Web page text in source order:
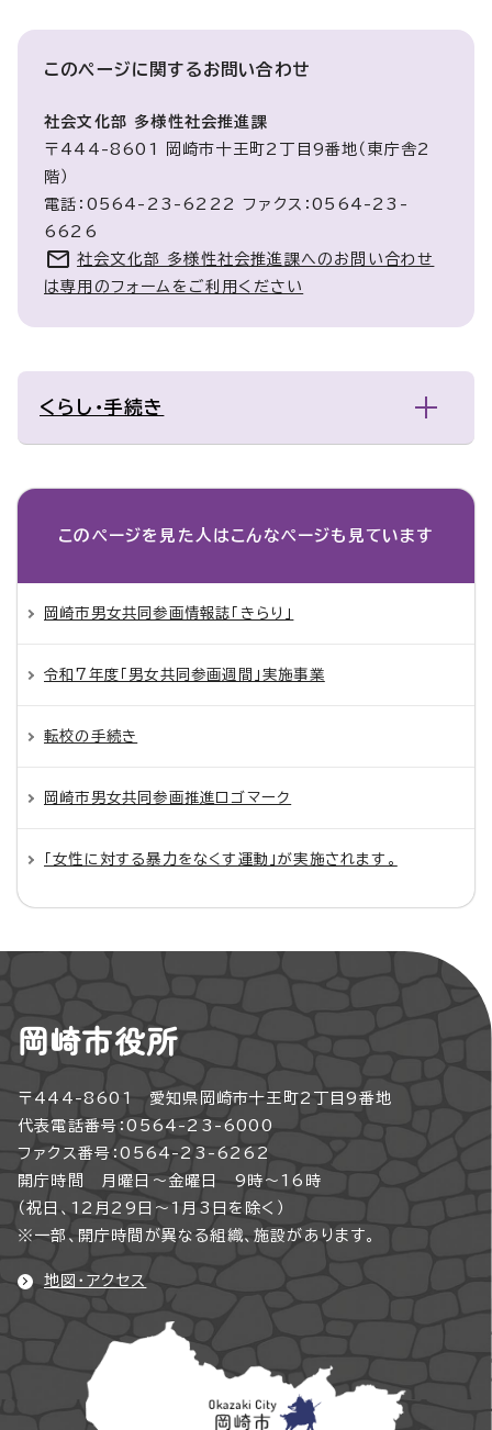
このページに関するお問い合わせ
社会文化部 多様性社会推進課
〒444-8601 岡崎市十王町2丁目9番地（東庁舎2
階）
電話：0564-23-6222 ファクス：0564-23-
6626
社会文化部 多様性社会推進課へのお問い合わせ
は専用のフォームをご利用ください
くらし・手続き
このページを見た人は こんなページも見ています
岡崎市男女共同参画情報誌「きらり」
令和7年度「男女共同参画週間」実施事業
転校の手続き
岡崎市男女共同参画推進ロゴマーク
「女性に対する暴力をなくす運動」が実施されます。
岡崎市役所
〒444-8601 愛知県岡崎市十王町2丁目9番地
代表電話番号：0564-23-6000
ファクス番号：0564-23-6262
開庁時間 月曜日～金曜日 9時～16時
（祝日、12月29日～1月3日を除く）
※一部、開庁時間が異なる組織、施設があります。
地図・アクセス